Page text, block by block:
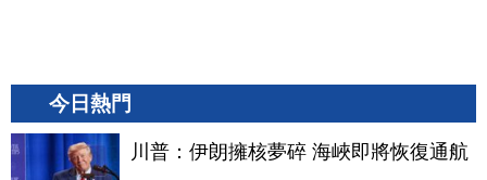
今日熱門
川普：伊朗擁核夢碎 海峽即將恢復通航